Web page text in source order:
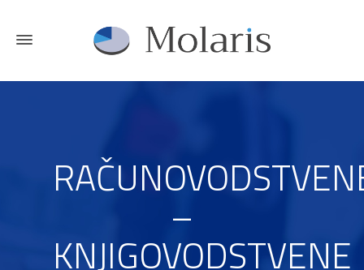
–
KNJIGOVODSTVENE